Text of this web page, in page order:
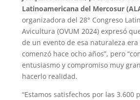
Latinoamericana del Mercosur
organizadora del 28° Congreso
Avicultura (OVUM 2024) expresó
de un evento de esa naturaleza era
comenzó hace ocho años”, pero
entusiasmo y compromiso muy
hacerlo realidad.
“Estamos satisfechos por las 3.600